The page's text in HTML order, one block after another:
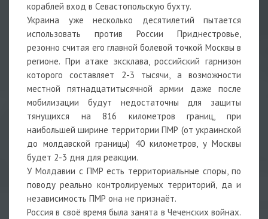
кораблей вход в Севастопольскую бухту.
Украина уже несколько десятилетий пытается
использовать против России Приднестровье,
резонно считая его главной болевой точкой Москвы в
регионе. При атаке эксклава, российский гарнизон
которого составляет 2-3 тысячи, а возможности
местной пятнадцатитысячной армии даже после
мобилизации будут недостаточны для защиты
тянущихся на 816 километров границ, при
наибольшей ширине территории ПМР (от украинской
до молдавской границы) 40 километров, у Москвы
будет 2-3 дня для реакции.
У Молдавии с ПМР есть территориальные споры, по
поводу реально контролируемых территорий, да и
независимость ПМР она не признаёт.
Россия в своё время была занята в Чеченских войнах.